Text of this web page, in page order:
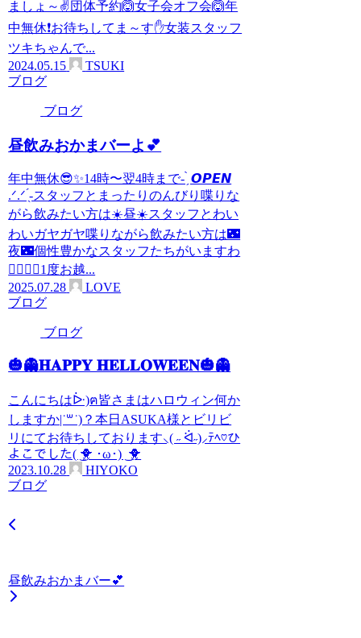
ましょ～✌団体予約🙆女子会オフ会🙆年
中無休❗お待ちしてま～す✋女装スタッフ
ツキちゃんで...
2024.05.15
TSUKI
ブログ
ブログ
昼飲みおかまバーよ💕
年中無休😎✨14時〜翌4時まで- ̗̀ 𝙊𝙋𝙀𝙉
.ᐟ‪.ᐟ‪ ̖́-‬スタッフとまったりのんびり喋りな
がら飲みたい方は☀️昼☀️スタッフとわい
わいガヤガヤ喋りながら飲みたい方は🌃
夜🌃個性豊かなスタッフたちがいますわ
🙋‍♂️🙋‍♀️1度お越...
2025.07.28
LOVE
ブログ
ブログ
🎃👻𝐇𝐀𝐏𝐏𝐘 𝐇𝐄𝐋𝐋𝐎𝐖𝐄𝐄𝐍🎃👻
こんにちはᐕ)ฅ皆さまはハロウィン何か
しますか|˙꒳˙)？本日ASUKA様とビリビ
リにてお待ちしております‪⸜(‪ ˶ ᐛ˶)‪⸝ﾃﾍ♡ひ
よこでした( ͜🐥 ･ω･) ͜ 🐥
2023.10.28
HIYOKO
ブログ
昼飲みおかまバー💕